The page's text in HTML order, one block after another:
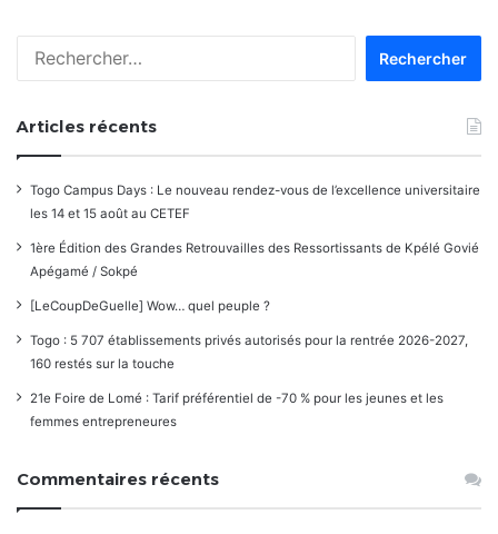
Articles récents
Togo Campus Days : Le nouveau rendez-vous de l’excellence universitaire
les 14 et 15 août au CETEF
1ère Édition des Grandes Retrouvailles des Ressortissants de Kpélé Govié
Apégamé / Sokpé
[LeCoupDeGuelle] Wow… quel peuple ?
Togo : 5 707 établissements privés autorisés pour la rentrée 2026-2027,
160 restés sur la touche
21e Foire de Lomé : Tarif préférentiel de -70 % pour les jeunes et les
femmes entrepreneures
Commentaires récents